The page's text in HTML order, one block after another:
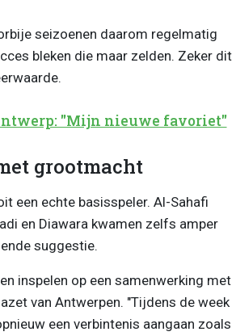
seizoenen daarom regelmatig
bleken die maar zelden. Zeker dit
"Mijn nieuwe favoriet"
grootmacht
een echte basisspeler. Al-Sahafi
en Diawara kwamen zelfs amper
suggestie.
inspelen op een samenwerking met
van Antwerpen. "Tijdens de week
een verbintenis aangaan zoals